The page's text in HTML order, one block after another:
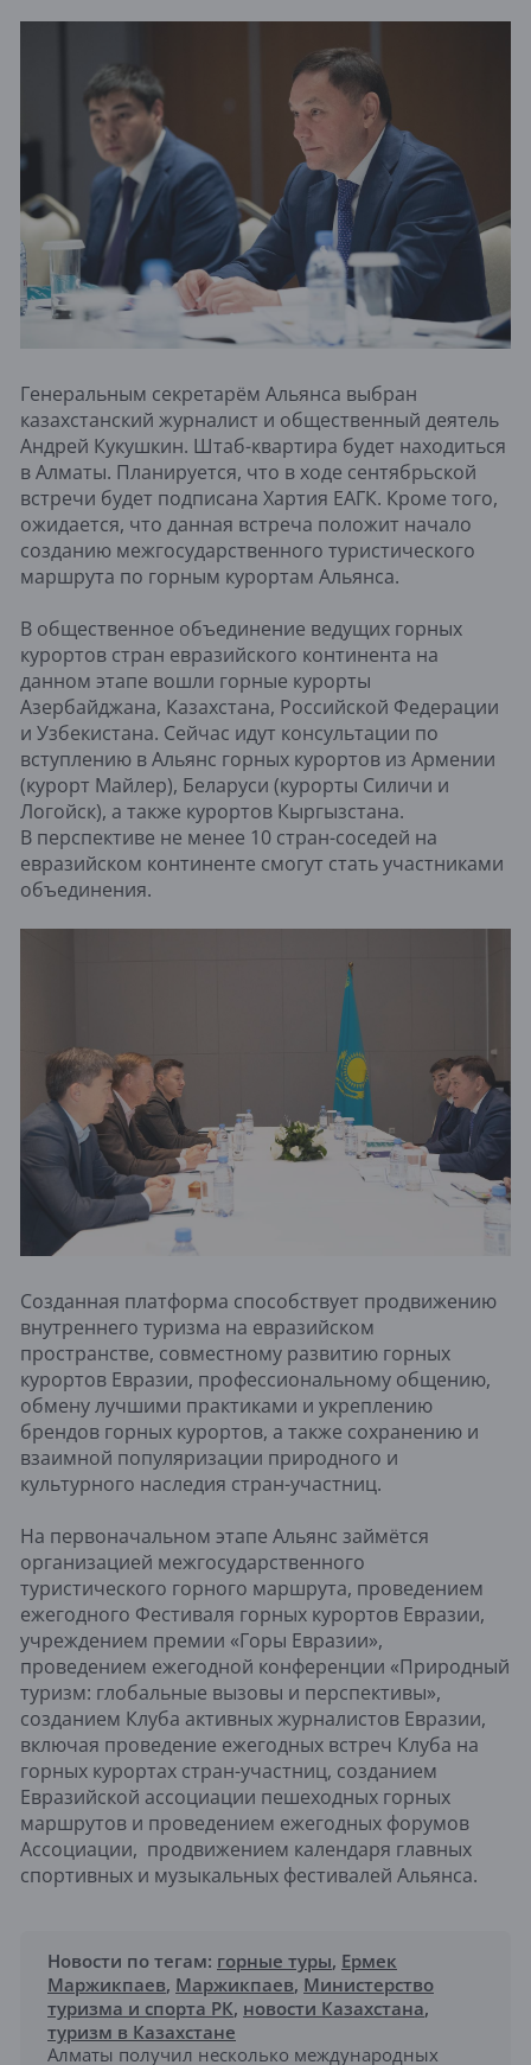
Генеральным секретарём Альянса выбран
казахстанский журналист и общественный деятель
Андрей Кукушкин. Штаб-квартира будет находиться
в Алматы. Планируется, что в ходе сентябрьской
встречи будет подписана Хартия ЕАГК. Кроме того,
ожидается, что данная встреча положит начало
созданию межгосударственного туристического
маршрута по горным курортам Альянса.
В общественное объединение ведущих горных
курортов стран евразийского континента на
данном этапе вошли горные курорты
Азербайджана, Казахстана, Российской Федерации
и Узбекистана. Сейчас идут консультации по
вступлению в Альянс горных курортов из Армении
(курорт Майлер), Беларуси (курорты Силичи и
Логойск), а также курортов Кыргызстана.
В перспективе не менее 10 стран-соседей на
евразийском континенте смогут стать участниками
объединения.
Созданная платформа способствует продвижению
внутреннего туризма на евразийском
пространстве, совместному развитию горных
курортов Евразии, профессиональному общению,
обмену лучшими практиками и укреплению
брендов горных курортов, а также сохранению и
взаимной популяризации природного и
культурного наследия стран-участниц.
На первоначальном этапе Альянс займётся
организацией межгосударственного
туристического горного маршрута, проведением
ежегодного Фестиваля горных курортов Евразии,
учреждением премии «Горы Евразии»,
проведением ежегодной конференции «Природный
туризм: глобальные вызовы и перспективы»,
созданием Клуба активных журналистов Евразии,
включая проведение ежегодных встреч Клуба на
горных курортах стран-участниц, созданием
Евразийской ассоциации пешеходных горных
маршрутов и проведением ежегодных форумов
Ассоциации, продвижением календаря главных
спортивных и музыкальных фестивалей Альянса.
Новости по тегам: горные туры, Ермек
Маржикпаев, Маржикпаев, Министерство
туризма и спорта РК, новости Казахстана,
туризм в Казахстане
Алматы получил несколько международных